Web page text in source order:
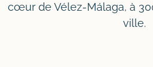
cœur de Vélez-Málaga, à
ville.